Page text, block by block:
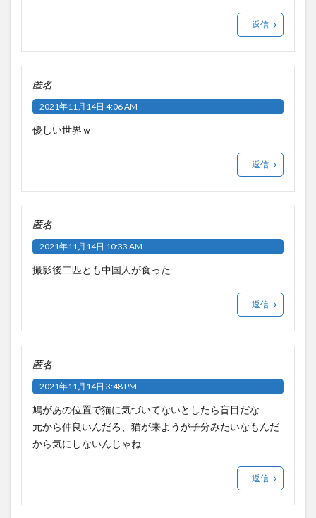
返信
匿名
2021年11月14日 4:06 AM
優しい世界ｗ
返信
匿名
2021年11月14日 10:33 AM
撮影後二匹とも中国人が食った
返信
匿名
2021年11月14日 3:48 PM
鳩があの位置で猫に気づいてないとしたら盲目だな
元から仲良いんだろ、猫が来ようが子分みたいなもんだ
から気にしないんじゃね
返信